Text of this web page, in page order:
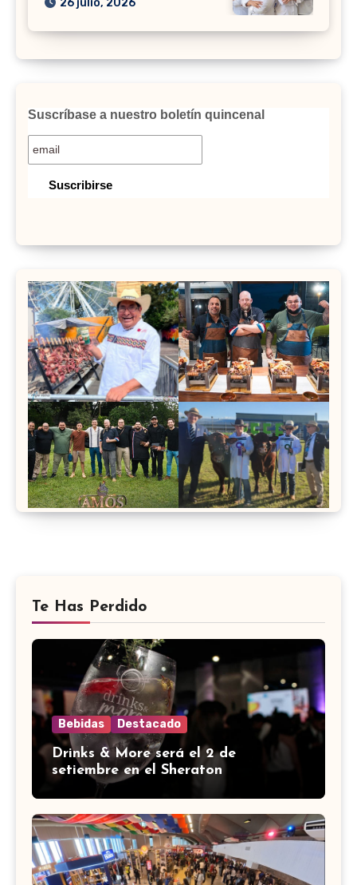
26 julio, 2026
Suscríbase a nuestro boletín quincenal
Te Has Perdido
Bebidas Destacado
Drinks & More será el 2 de
setiembre en el Sheraton